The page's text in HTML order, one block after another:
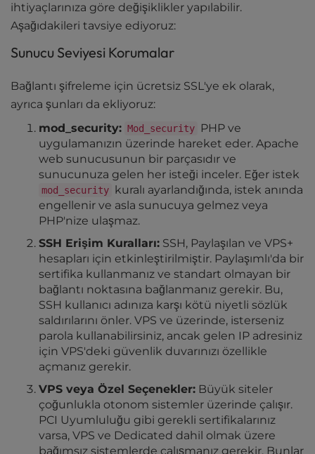
ihtiyaçlarınıza göre değişiklikler yapılabilir.
Aşağıdakileri tavsiye ediyoruz:
Sunucu Seviyesi Korumalar
Bağlantı şifreleme için ücretsiz SSL'ye ek olarak,
ayrıca şunları da ekliyoruz:
mod_security: Mod_security
PHP ve
uygulamanızın üzerinde hareket eder. Apache
web sunucusunun bir parçasıdır ve
sunucunuza gelen her isteği inceler. Eğer istek
mod_security kuralı ayarlandığında, istek anında
engellenir ve asla sunucuya gelmez veya
PHP'nize ulaşmaz.
SSH Erişim Kuralları: SSH, Paylaşılan ve VPS+
hesapları için etkinleştirilmiştir. Paylaşımlı'da bir
sertifika kullanmanız ve standart olmayan bir
bağlantı noktasına bağlanmanız gerekir. Bu,
SSH kullanıcı adınıza karşı kötü niyetli sözlük
saldırılarını önler. VPS ve üzerinde, isterseniz
parola kullanabilirsiniz, ancak gelen IP adresiniz
için VPS'deki güvenlik duvarınızı özellikle
açmanız gerekir.
VPS veya Özel Seçenekler: Büyük siteler
çoğunlukla otonom sistemler üzerinde çalışır.
PCI Uyumluluğu gibi gerekli sertifikalarınız
varsa, VPS ve Dedicated dahil olmak üzere
bağımsız sistemlerde çalışmanız gerekir. Bunlar